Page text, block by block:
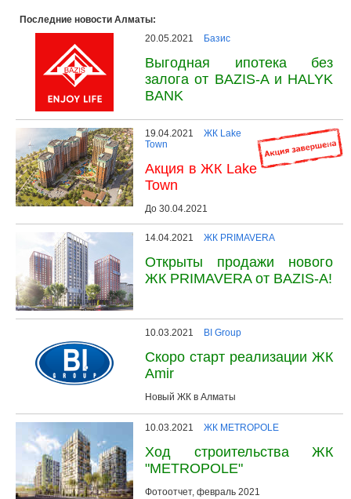
Последние новости Алматы:
20.05.2021
Базис
Выгодная ипотека без
залога от BAZIS-A и HALYK
BANK
19.04.2021
ЖК Lake
Town
Акция в ЖК Lake
Town
До 30.04.2021
14.04.2021 ЖК PRIMAVERA
Открыты продажи нового
ЖК PRIMAVERA от BAZIS-A!
10.03.2021 BI Group
Скоро старт реализации ЖК
Amir
Новый ЖК в Алматы
10.03.2021 ЖК METROPOLE
Ход строительства ЖК
"METROPOLE"
Фотоотчет, февраль 2021